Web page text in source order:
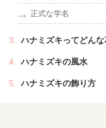
正式な学名
ハナミズキってどんな
ハナミズキの風水
ハナミズキの飾り方